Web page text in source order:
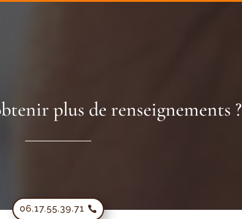
plus de renseignements ?
06.17.55.39.71